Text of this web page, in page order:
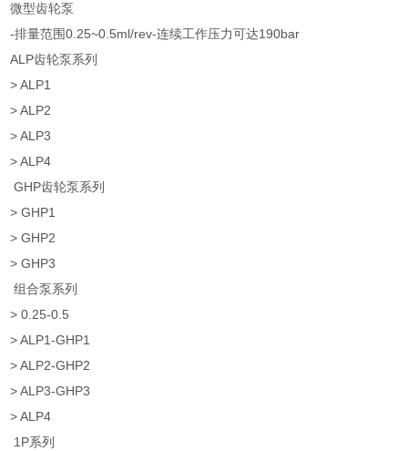
微型齿轮泵
-排量范围0.25~0.5ml/rev-连续工作压力可达190bar
ALP齿轮泵系列
> ALP1
> ALP2
> ALP3
> ALP4
GHP齿轮泵系列
> GHP1
> GHP2
> GHP3
组合泵系列
> 0.25-0.5
> ALP1-GHP1
> ALP2-GHP2
> ALP3-GHP3
> ALP4
1P系列